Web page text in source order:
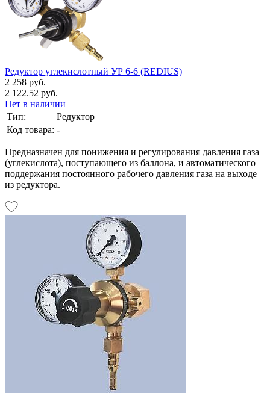
Редуктор углекислотный УР 6-6 (REDIUS)
2 258 руб.
2 122.52 руб.
Нет в наличии
Тип:
Редуктор
Код товара: -
Предназначен для понижения и регулирования давления газа
(углекислота), поступающего из баллона, и автоматического
поддержания постоянного рабочего давления газа на выходе
из редуктора.